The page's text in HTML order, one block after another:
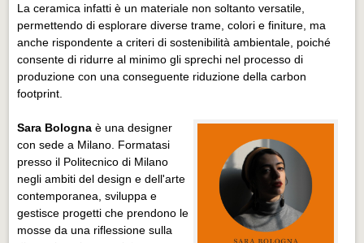
La ceramica infatti è un materiale non soltanto versatile,
permettendo di esplorare diverse trame, colori e finiture, ma
anche rispondente a criteri di sostenibilità ambientale, poiché
consente di ridurre al minimo gli sprechi nel processo di
produzione con una conseguente riduzione della carbon
footprint.
Sara Bologna è una designer
con sede a Milano. Formatasi
presso il Politecnico di Milano
negli ambiti del design e dell'arte
contemporanea, sviluppa e
gestisce progetti che prendono le
mosse da una riflessione sulla